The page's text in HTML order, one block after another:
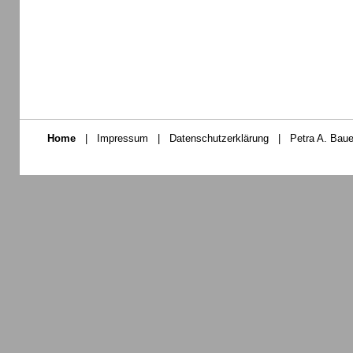
Home | Impressum | Datenschutzerklärung | Petra A.